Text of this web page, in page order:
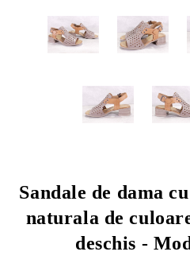
Sandale de dama
naturala de
deschis -